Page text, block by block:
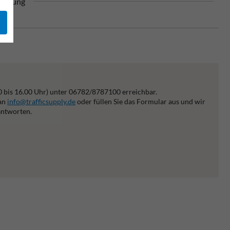
bis 16.00 Uhr) unter 06782/8787100 erreichbar.
info@trafficsupply.deoder füllen Sie das Formular aus und wir